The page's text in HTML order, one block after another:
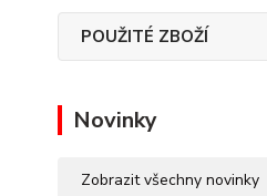
POUŽITÉ ZBOŽÍ
Novinky
Zobrazit všechny novinky